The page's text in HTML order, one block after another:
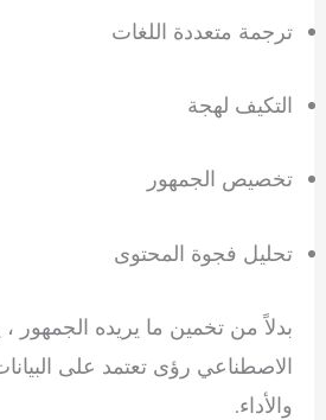
ترجمة متعددة اللغات
التكيف لهجة
تخصيص الجمهور
تحليل فجوة المحتوى
بدلاً من تخمين ما يريده الجمهور ،
الاصطناعي رؤى تعتمد على
والأداء.